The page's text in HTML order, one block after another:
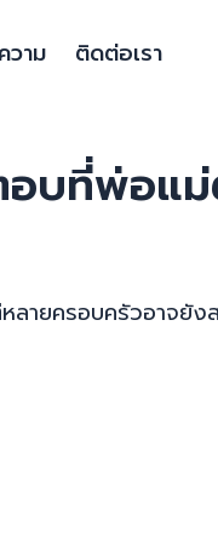
วาม ติดต่อเรา
อบที่พ่อแ
ลายครอบครัวอาจยัง